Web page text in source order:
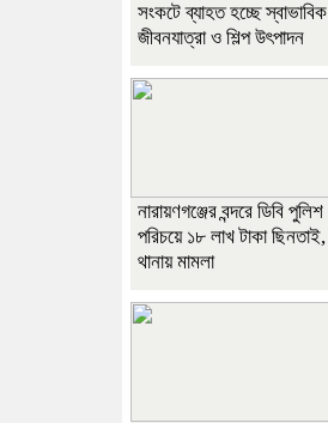
সংকটে ব্যাহত হচ্ছে স্বাভাবিক
জীবনযাত্রা ও শিল্প উৎপাদন
নারায়ণগঞ্জের বন্দরে ডিবি পুলিশ
পরিচয়ে ১৮ লাখ টাকা ছিনতাই,
থানায় মামলা